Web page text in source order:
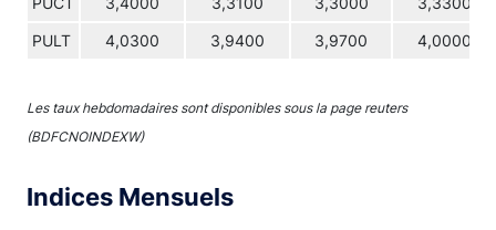
PULT 4,0300 3,9400 3,9700 4,0000
Les taux hebdomadaires sont disponibles sous la page reuters
(BDFCNOINDEXW)
Indices Mensuels